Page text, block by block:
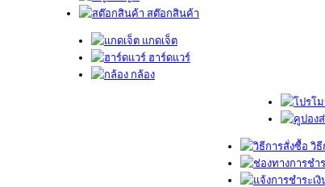
สต๊อกสินค้า
แกดเจ็ต
ฮาร์ดแวร์
กล้อง
วิธี